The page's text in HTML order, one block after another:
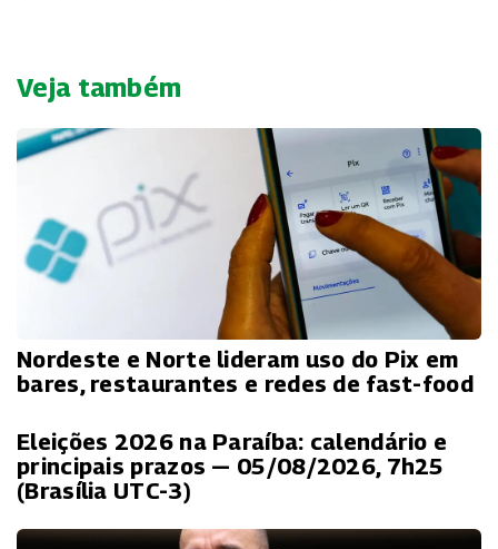
Veja também
Nordeste e Norte lideram uso do Pix em
bares, restaurantes e redes de fast-food
Eleições 2026 na Paraíba: calendário e
principais prazos — 05/08/2026, 7h25
(Brasília UTC-3)